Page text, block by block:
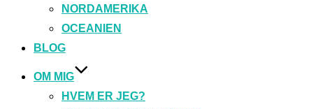
NORDAMERIKA
OCEANIEN
BLOG
OM MIG
HVEM ER JEG?